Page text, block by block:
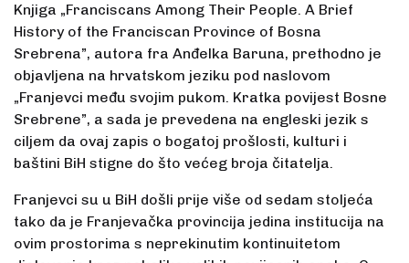
Knjiga „Franciscans Among Their People. A Brief
History of the Franciscan Province of Bosna
Srebrena”, autora fra Anđelka Baruna, prethodno je
objavljena na hrvatskom jeziku pod naslovom
„Franjevci među svojim pukom. Kratka povijest Bosne
Srebrene”, a sada je prevedena na engleski jezik s
ciljem da ovaj zapis o bogatoj prošlosti, kulturi i
baštini BiH stigne do što većeg broja čitatelja.
Franjevci su u BiH došli prije više od sedam stoljeća
tako da je Franjevačka provincija jedina institucija na
ovim prostorima s neprekinutim kontinuitetom